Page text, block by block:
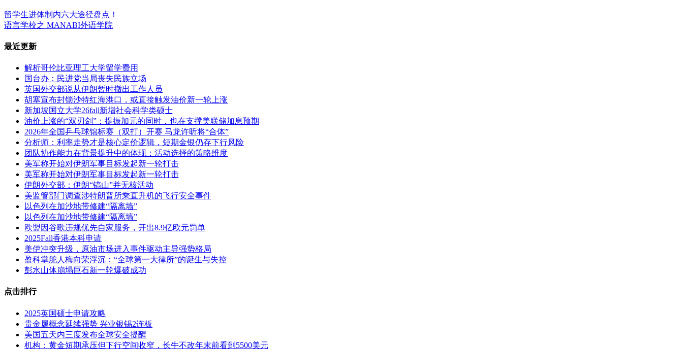
留学生进体制内六大途径盘点！
语言学校之 MANABI外语学院
最近更新
解析哥伦比亚理工大学留学费用
国台办：民进党当局丧失民族立场
英国外交部说从伊朗暂时撤出工作人员
胡塞宣布封锁沙特红海港口，或直接触发油价新一轮上涨
新加坡国立大学26fall新增社会科学类硕士
油价上涨的“双刃剑”：提振加元的同时，也在支撑美联储加息预期
2026年全国乒乓球锦标赛（双打）开赛 马龙许昕将“合体”
分析师：利率走势才是核心定价逻辑，短期金银仍存下行风险
团队协作能力在背景提升中的体现：活动选择的策略维度
美军称开始对伊朗军事目标发起新一轮打击
美军称开始对伊朗军事目标发起新一轮打击
伊朗外交部：伊朗“镐山”并无核活动
美监管部门调查涉特朗普所乘直升机的飞行安全事件
以色列在加沙地带修建“隔离墙”
以色列在加沙地带修建“隔离墙”
欧盟因谷歌违规优先自家服务，开出8.9亿欧元罚单
2025Fall香港本科申请
美伊冲突升级，原油市场进入事件驱动主导强势格局
盈科掌舵人梅向荣浮沉：“全球第一大律所”的诞生与失控
彭水山体崩塌巨石新一轮爆破成功
点击排行
2025英国硕士申请攻略
贵金属概念延续强势 兴业银锡2连板
美国五天内三度发布全球安全提醒
机构：黄金短期承压但下行空间收窄，长牛不改年末前看到5500美元